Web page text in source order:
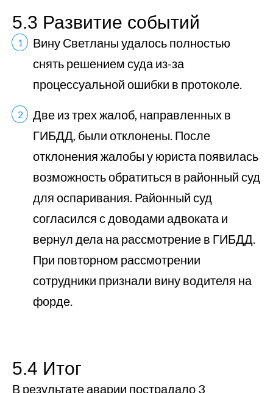
5.3 Развитие событий
Вину Светланы удалось полностью
снять решением суда из-за
процессуальной ошибки в протоколе.
Две из трех жалоб, направленных в
ГИБДД, были отклонены. После
отклонения жалобы у юриста появилась
возможность обратиться в районный суд
для оспаривания. Районный суд
согласился с доводами адвоката и
вернул дела на рассмотрение в ГИБДД.
При повторном рассмотрении
сотрудники признали вину водителя на
форде.
5.4 Итог
В результате аварии пострадало 3